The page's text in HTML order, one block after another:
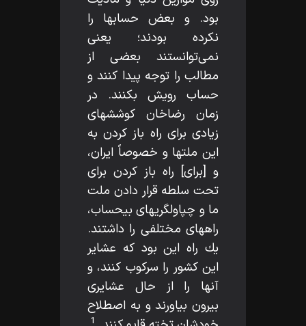
بود. و بعض حسابها را
نكرده بودند؛ يعنى
نمى‌توانستند بعضى از
مطالب را توجه پيدا كنند و
حساب رويش بكنند. در
زمان رضاخان كوششهاى
زيادى براى راه باز كردن به
اين ملتها و خصوصاً ايران،
و [براى] راه باز كردن براى
تحت سلطه قرار دادن ملت
ما و چپاولگريهاى بيحساب،
راههاى مختلفى را داشتند.
يك راه اين بود كه عشاير
اين كشور را سركوب كنند، و
آنها را از حال عشايرى
بيرون بياورند و به اصطلاح
1